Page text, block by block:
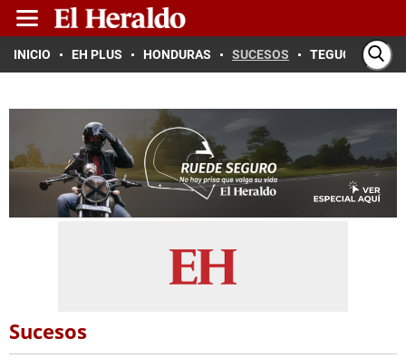
INICIO EH PLUS HONDURAS SUCESOS TEGUCIGALPA
Sucesos